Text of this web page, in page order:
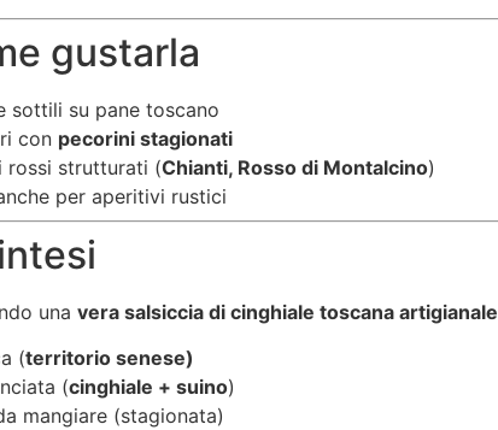
gustarla
sottili su pane toscano
con pecorini stagionati
rossi strutturati (Chianti, Rosso di Montalcino)
per aperitivi rustici
una vera salsiccia di cinghiale toscana artigianale
(territorio senese)
(cinghiale + suino)
mangiare (stagionata)